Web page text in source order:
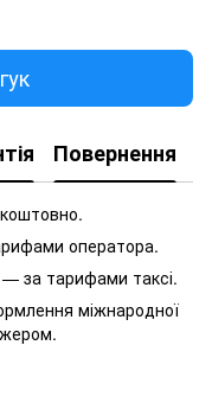
Повернення
оператора.
за тарифами таксі.
міжнародної